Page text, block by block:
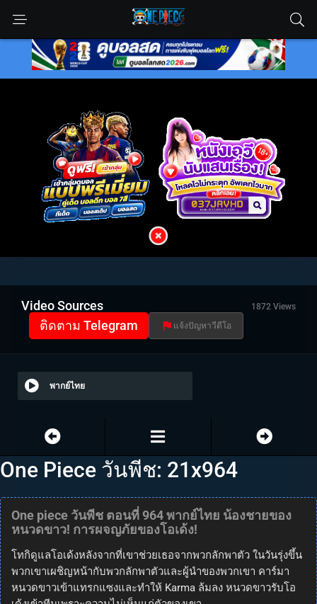
Video Sources 1872 Views
ติดตาม Telegram แจ้งปัญหาวีดีโอ
พากย์ไทย
One Piece วันพีช: 21x964
One piece วันพีช ตอนที่ 964 พากย์ไทย น้องชายของ
หนวดขาว! การผจญภัยของโอเด้ง!
โทกิดูแลโอเด้งหลังจากที่เขาช่วยเธอจากพวกลักพาตัว ในวันรุ่งขึ้น
พวกเขาเผชิญหน้ากับพวกลักพาตัวและผู้นำของพวกเขา คาร์มา
หนวดขาวเข้าแทรกแซงและทำให้ Karma ล้มลง หนวดขาวรับโอ